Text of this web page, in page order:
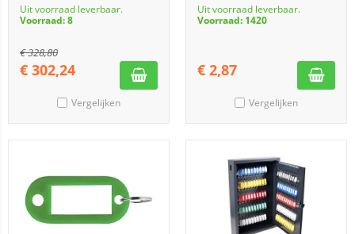
Uit voorraad leverbaar.
Voorraad: 8
€328,80
€ 302,24
Vergelijken
Uit voorraad leverbaar.
Voorraad: 1420
€ 2,87
Vergelijken